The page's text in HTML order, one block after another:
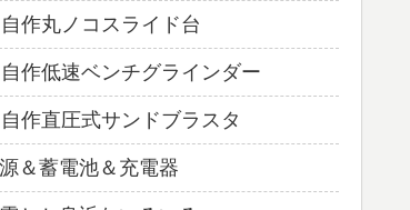
自作丸ノコスライド台
自作低速ベンチグラインダー
自作直圧式サンドブラスタ
＆蓄電池＆充電器